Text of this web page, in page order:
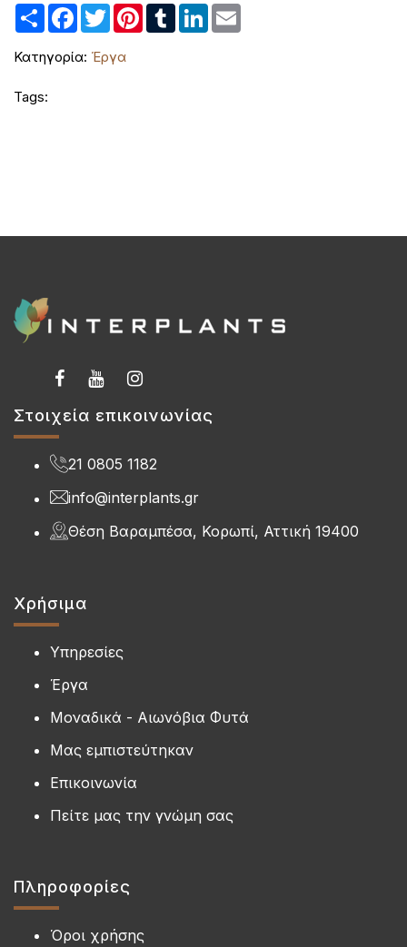
Share Facebook
TwitterPinterestTumblrLinkedIn
Κατηγορία: Έργα
Tags:
Χρήσιμα
Υπηρεσίες
Έργα
Μοναδικά - Αιωνόβια Φυτά
Μας εμπιστεύτηκαν
Επικοινωνία
Πείτε μας την γνώμη σας
Πληροφορίες
Όροι χρήσης
Στοιχεία επικοινωνίας
21 0805 1182
info@interplants.gr
Θέση Βαραμπέσα, Κορωπί, Αττική 19400